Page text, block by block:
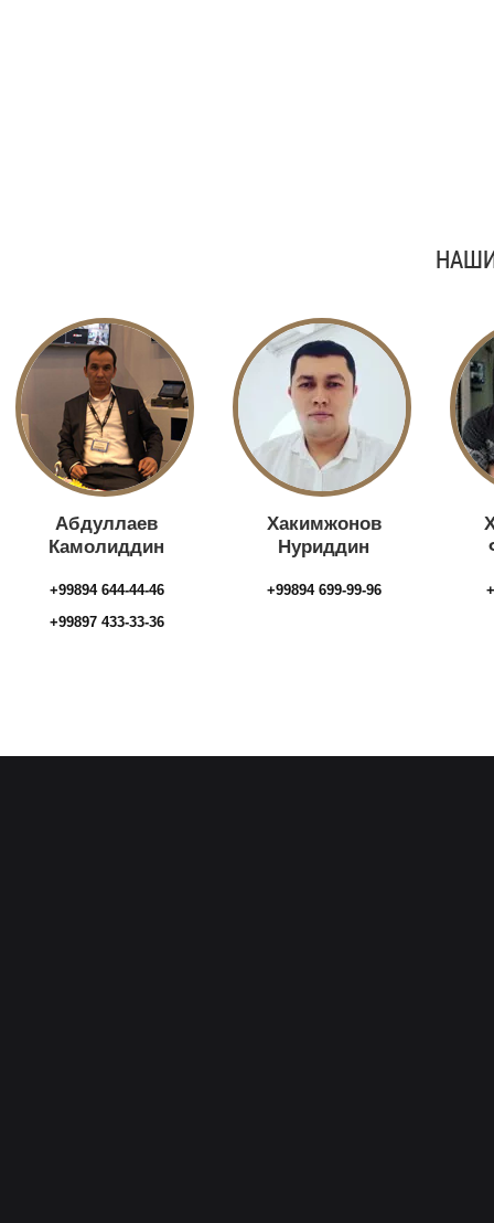
Абдуллаев
Камолиддин
+99894 644-44-46
+99897 433-33-36
Хакимжонов
Нуриддин
+99894 699-99-96